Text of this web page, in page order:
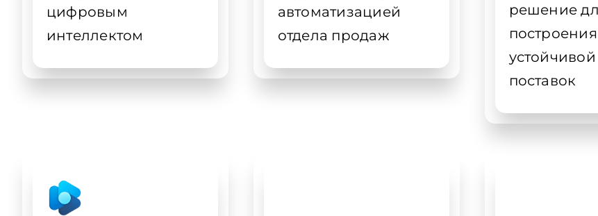
цифровым
интеллектом
автоматизацией
отдела продаж
решение
построения
поставок